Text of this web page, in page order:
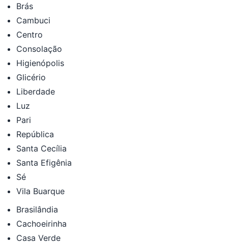
Brás
Cambuci
Centro
Consolação
Higienópolis
Glicério
Liberdade
Luz
Pari
República
Santa Cecília
Santa Efigênia
Sé
Vila Buarque
Brasilândia
Cachoeirinha
Casa Verde